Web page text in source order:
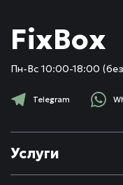
FixBox
Пн-Вс 10:00-18:00
Telegram
Услуги